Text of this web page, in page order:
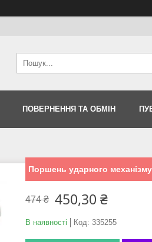
ПОВЕРНЕННЯ ТА ОБМІН
Поршень ударного
474 ₴ 450,30 ₴
В наявності Код: 335255